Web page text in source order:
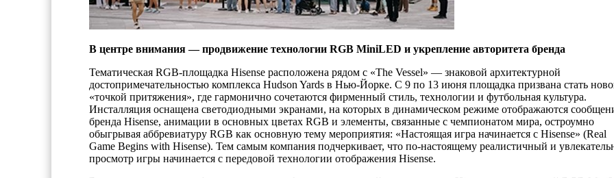
В центре внимания — продвижение технологии RGB MiniLED и укрепление авторитета бренда
Тематическая RGB-площадка Hisense расположена рядом с «The Vessel» — знаковой архитектурной
достопримечательностью комплекса Hudson Yards в Нью-Йорке. С 9 по 13 июня площадка призвана стать
«точкой притяжения», где гармонично сочетаются фирменный стиль, технологии и футбольная культура.
Инсталляция оснащена светодиодными экранами, на которых в динамическом режиме отображаются
бренда Hisense, анимации в основных цветах RGB и элементы, связанные с чемпионатом мира, остроумно
обыгрывая аббревиатуру RGB как основную тему мероприятия: «Настоящая игра начинается с Hisense» (Real
Game Begins with Hisense). Тем самым компания подчеркивает, что по-настоящему реалистичный и
просмотр игры начинается с передовой технологии отображения Hisense.